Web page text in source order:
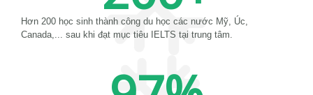
Hơn 200 học sinh thành công du học các nước Mỹ, Úc,
Canada,... sau khi đạt mục tiêu IELTS tại trung tâm.